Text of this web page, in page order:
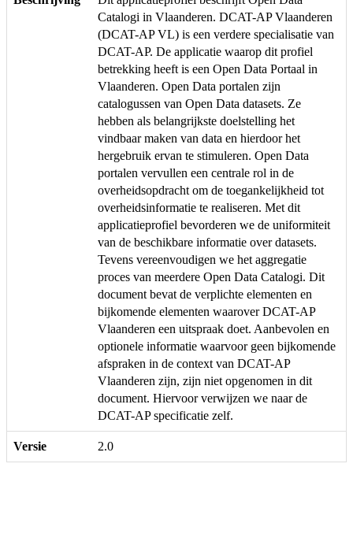
Catalogi in Vlaanderen. DCAT-AP Vlaanderen
(DCAT-AP VL) is een verdere specialisatie van
DCAT-AP. De applicatie waarop dit profiel
betrekking heeft is een Open Data Portaal in
Vlaanderen. Open Data portalen zijn
catalogussen van Open Data datasets. Ze
hebben als belangrijkste doelstelling het
vindbaar maken van data en hierdoor het
hergebruik ervan te stimuleren. Open Data
portalen vervullen een centrale rol in de
overheidsopdracht om de toegankelijkheid tot
overheidsinformatie te realiseren. Met dit
applicatieprofiel bevorderen we de uniformiteit
van de beschikbare informatie over datasets.
Tevens vereenvoudigen we het aggregatie
proces van meerdere Open Data Catalogi. Dit
document bevat de verplichte elementen en
bijkomende elementen waarover DCAT-AP
Vlaanderen een uitspraak doet. Aanbevolen en
optionele informatie waarvoor geen bijkomende
afspraken in de context van DCAT-AP
Vlaanderen zijn, zijn niet opgenomen in dit
document. Hiervoor verwijzen we naar de
DCAT-AP specificatie zelf.
Versie 2.0